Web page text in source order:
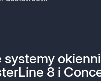
systemy
8 i